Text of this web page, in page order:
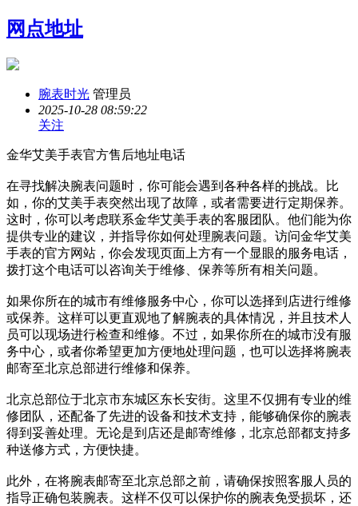
网点地址
腕表时光 管理员
2025-10-28 08:59:22
关注
金华艾美手表官方售后地址电话
在寻找解决腕表问题时，你可能会遇到各种各样的挑战。比
如，你的艾美手表突然出现了故障，或者需要进行定期保养。
这时，你可以考虑联系金华艾美手表的客服团队。他们能为你
提供专业的建议，并指导你如何处理腕表问题。访问金华艾美
手表的官方网站，你会发现页面上方有一个显眼的服务电话，
拨打这个电话可以咨询关于维修、保养等所有相关问题。
如果你所在的城市有维修服务中心，你可以选择到店进行维修
或保养。这样可以更直观地了解腕表的具体情况，并且技术人
员可以现场进行检查和维修。不过，如果你所在的城市没有服
务中心，或者你希望更加方便地处理问题，也可以选择将腕表
邮寄至北京总部进行维修和保养。
北京总部位于北京市东城区东长安街。这里不仅拥有专业的维
修团队，还配备了先进的设备和技术支持，能够确保你的腕表
得到妥善处理。无论是到店还是邮寄维修，北京总部都支持多
种送修方式，方便快捷。
此外，在将腕表邮寄至北京总部之前，请确保按照客服人员的
指导正确包装腕表。这样不仅可以保护你的腕表免受损坏，还